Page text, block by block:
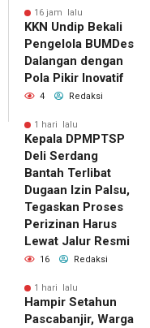
16 jam lalu
KKN Undip Bekali
Pengelola BUMDes
Dalangan dengan
Pola Pikir Inovatif
4 Redaksi
1 hari lalu
Kepala DPMPTSP
Deli Serdang
Bantah Terlibat
Dugaan Izin Palsu,
Tegaskan Proses
Perizinan Harus
Lewat Jalur Resmi
16 Redaksi
1 hari lalu
Hampir Setahun
Pascabanjir, Warga